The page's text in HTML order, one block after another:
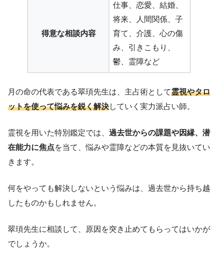
得意な相談内容
仕事、恋愛、結婚、
将来、人間関係、子
育て、介護、心の傷
み、引きこもり、
鬱、霊障など
月の命の代表である翠頊先生は、主占術として霊視やタロ
ットを使って悩みを鋭く解決していく実力派占い師。
霊視を用いた特別鑑定では、 過去世からの課題や因縁、潜
在能力に焦点を当て、悩みや霊障などの本質を見抜いてい
きます。
何をやっても解決しないという悩みは、過去世から持ち越
したものかもしれません。
翠頊先生に相談して、原因を突き止めてもらってはいかが
でしょうか。